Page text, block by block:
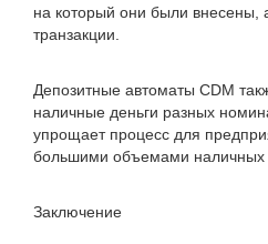
на который они были внесены,
транзакции.
Депозитные автоматы CDM
наличные деньги разных
упрощает процесс для
большими объемами наличных
Заключение